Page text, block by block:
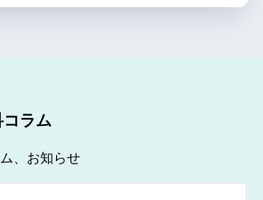
ラム
、お知らせ